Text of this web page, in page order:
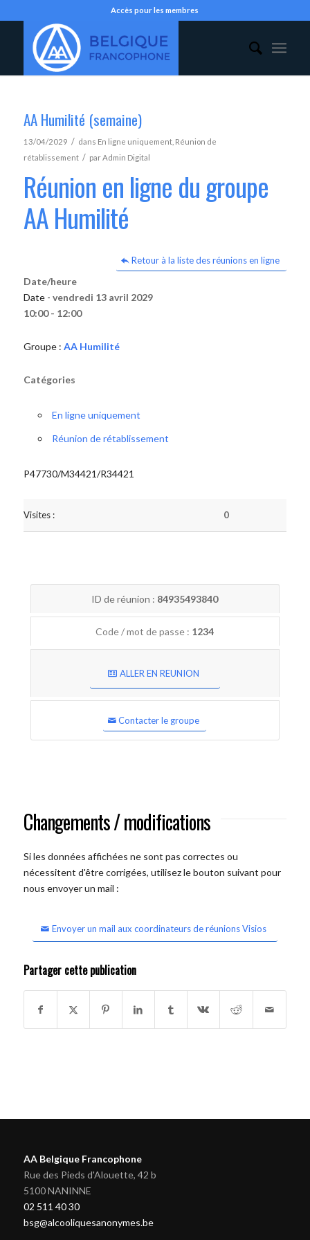
Accès pour les membres
AA Humilité (semaine)
13/04/2029 / dans En ligne uniquement, Réunion de
rétablissement / parAdmin Digital
Réunion en ligne du groupe
AA Humilité
Retour à la liste des réunions en ligne
Date/heure
Date - vendredi 13 avril 2029
10:00 - 12:00
Groupe : AA Humilité
Catégories
En ligne uniquement
Réunion de rétablissement
P47730/M34421/R34421
Visites : 0
ID de réunion : 84935493840
Code / mot de passe : 1234
ALLER EN REUNION
Contacter le groupe
Changements / modifications
Si les données affichées ne sont pas correctes ou
nécessitent d'être corrigées, utilisez le bouton suivant pour
nous envoyer un mail :
Envoyer un mail aux coordinateurs de réunions Visios
Partager cette publication
AA Belgique Francophone
Rue des Pieds d'Alouette, 42 b
5100 NANINNE
02 511 40 30
bsg@alcooliquesanonymes.be